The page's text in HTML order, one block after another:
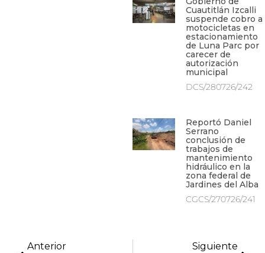
Cuautitlán Izcalli
suspende cobro a
motocicletas en
estacionamiento
de Luna Parc por
carecer de
autorización
municipal
DCS/280726/242
Reportó Daniel
Serrano
conclusión de
trabajos de
mantenimiento
hidráulico en la
zona federal de
Jardines del Alba
CGCS/270726/241
Anterior Siguiente